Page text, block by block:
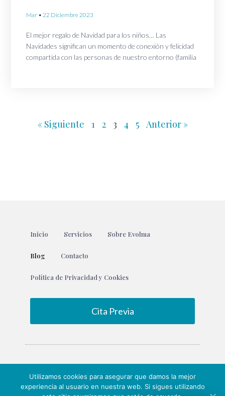
Mar 22 Diciembre 2023
El mejor regalo de Navidad para los niños… Las
Navidades significan un momento de conexión y felicidad
compartida con las personas de nuestro entorno (familia
« Siguiente 1 2 3 4 5 Anterior »
Inicio Servicios Sobre Evolma
Blog Contacto
Política de Privacidad y Cookies
Cita Previa
© 2020 Todos los derechos reservados. Diseño por
Utilizamos cookies para asegurar que damos la mejor
experiencia al usuario en nuestra web. Si sigues utilizando